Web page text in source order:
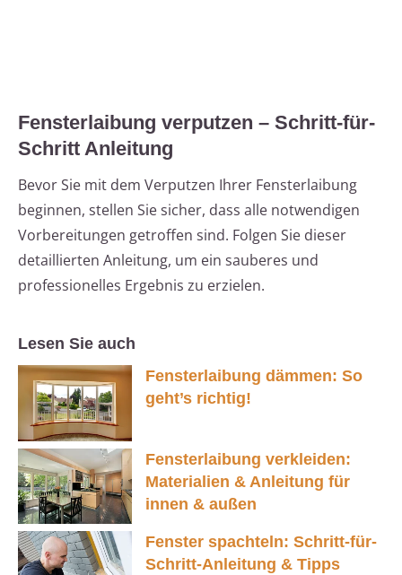
Fensterlaibung verputzen – Schritt-für-
Schritt Anleitung
Bevor Sie mit dem Verputzen Ihrer Fensterlaibung
beginnen, stellen Sie sicher, dass alle notwendigen
Vorbereitungen getroffen sind. Folgen Sie dieser
detaillierten Anleitung, um ein sauberes und
professionelles Ergebnis zu erzielen.
Lesen Sie auch
Fensterlaibung dämmen: So
geht’s richtig!
Fensterlaibung verkleiden:
Materialien & Anleitung für
innen & außen
Fenster spachteln: Schritt-für-
Schritt-Anleitung & Tipps